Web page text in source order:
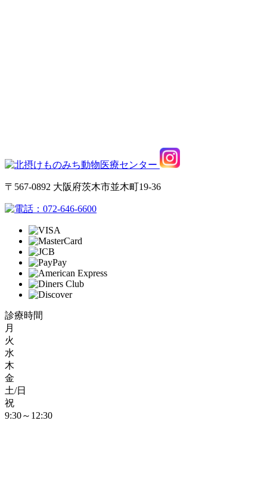
〒567-0892 大阪府茨木市並木町19-36
072-646-6600
診療時間
月
火
水
木
金
土/日
祝
9:30～12:30